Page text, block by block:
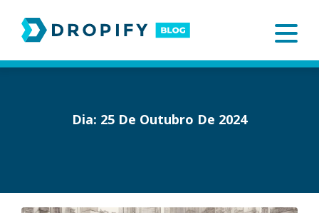
content
Dia: 25 De Outubro De 2024